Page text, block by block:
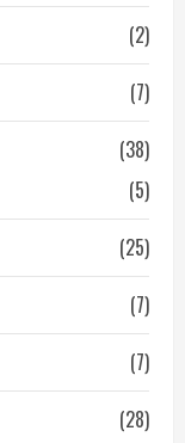
(2)
(7)
(38)
(5)
(25)
(7)
(7)
(28)